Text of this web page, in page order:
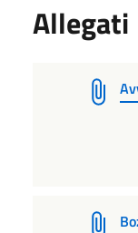
Allegati